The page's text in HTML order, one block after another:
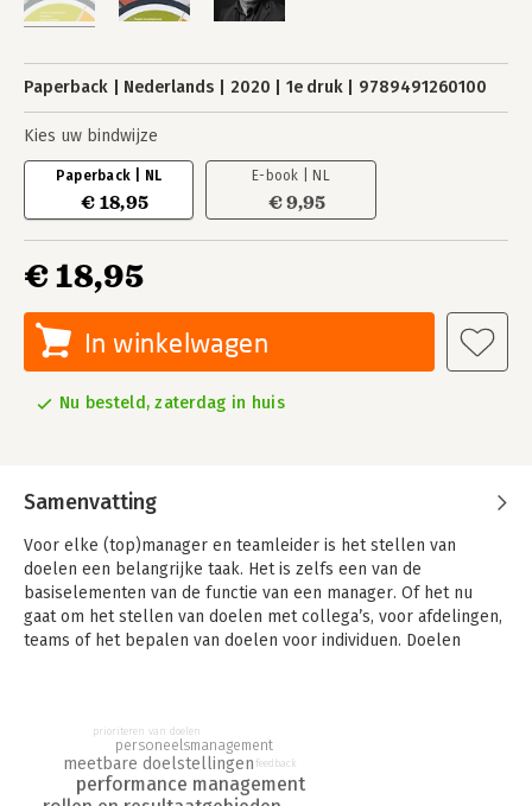
Paperback Nederlands 2020 1e druk 9789491260100
Kies uw bindwijze
Paperback | NL
€ 18,95
E-book | NL
€ 9,95
€ 18,95
In winkelwagen
Nu besteld, zaterdag in huis
Samenvatting
Voor elke (top)manager en teamleider is het stellen van
doelen een belangrijke taak. Het is zelfs een van de
basiselementen van de functie van een manager. Of het nu
gaat om het stellen van doelen met collega’s, voor afdelingen,
teams of het bepalen van doelen voor individuen. Doelen
Het stellen van goede doelen is vaak uitdagend. Hoe selecteer
je persoonlijke doelen, voor de afdeling, voor jouw team of
performance management
meetbare doelstellingen
personeelsmanagement
feedback
prioriteren van doelen